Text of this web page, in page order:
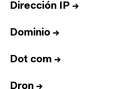
Dirección IP →
Dominio →
Dot com →
Dron →